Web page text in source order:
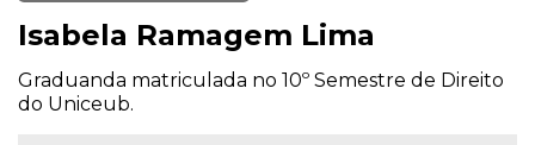
Isabela Ramagem Lima
Graduanda matriculada no 10º Semestre de Direito
do Uniceub.